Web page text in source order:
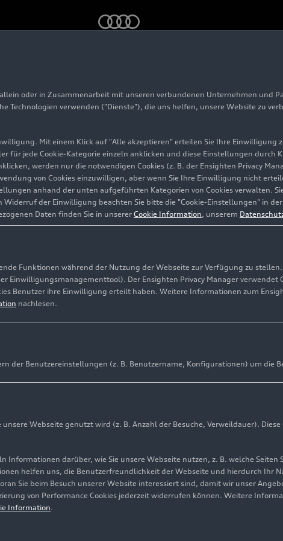
oder in Zusammenarbeit mit unseren verbundenen Unternehmen und
Technologien verwenden ("Dienste"), die uns helfen, unsere Website zu
Mit einem Klick auf "Alle akzeptieren" erteilen Sie Ihre Einwilligung
für jede Cookie-Kategorie einzeln anklicken und diese Einstellungen durch
werden nur die notwendigen Cookies (z. B. der Ensighten Privacy
von Cookies einzuwilligen, aber wenn Sie Ihre Einwilligung nicht
anhand der unten aufgeführten Kategorien von Cookies verwalten.
der Einwilligung beachten Sie bitte die "Cookie-Einstellungen" in
Daten finden Sie in unserer Cookie Information, unserem
Funktionen während der Nutzung der Webseite zur Verfügung zu
Einwilligungsmanagementtool). Der Ensighten Privacy Manager
Benutzer ihre Einwilligung erteilt haben. Weitere Informationen zum
nachlesen.
der Benutzereinstellungen (z. B. Benutzername, Konfigurationen) um die
Webseite genutzt wird (z. B. Anzahl der Besuche, Verweildauer).
darüber, wie Sie unsere Webseite nutzen, z. B. welche Seiten
helfen uns, die Benutzerfreundlichkeit der Webseite und hierdurch Ihr
Sie beim Besuch unserer Website interessiert sind, damit wir unser
von Performance Cookies jederzeit widerrufen können. Weitere
Information.